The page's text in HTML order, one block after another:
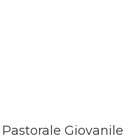
Giovanile